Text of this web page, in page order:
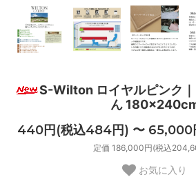
S-Wilton ロイヤルピンク
ん
440円(税込484円) 〜 65,000
定価 186,000円(税込
お気に入り